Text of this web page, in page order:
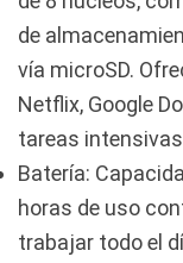
de
vía microSD.
Netflix, Google
tareas
Batería:
horas de uso
trabajar todo el